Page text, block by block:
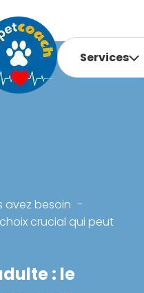
Services
avez besoin
crucial qui peut
: le